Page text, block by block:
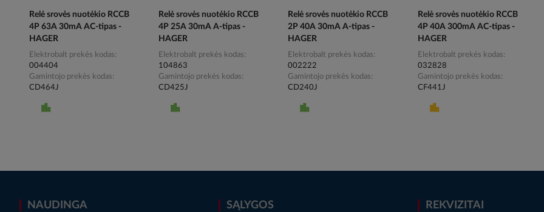
Relė srovės nuotėkio RCCB
4P 63A 30mA AC-tipas -
HAGER
Elektrobalt prekės kodas
004404
Gamintojo prekės kodas
CD464J
Relė srovės nuotėkio RCCB
4P 25A 30mA A-tipas -
HAGER
Elektrobalt prekės kodas
104863
Gamintojo prekės kodas
CD425J
Relė srovės nuotėkio RCCB
2P 40A 30mA A-tipas -
HAGER
Elektrobalt prekės kodas
002222
Gamintojo prekės kodas
CD240J
Relė srovės nuotėkio RCCB
4P 40A 300mA AC-tipas -
HAGER
Elektrobalt prekės kodas
032828
Gamintojo prekės kodas
CF441J
NAUDINGA SĄLYGOS REKVIZITAI